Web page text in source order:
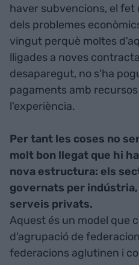
haver subvencions, el
dels problemes
vingut perquè moltes
lligades a noves
desaparegut, no s'ha
pagaments amb
l'experiència.
Per tant les coses no
molt bon llegat que hi
nova estructura: els
governats per
serveis privats.
Aquest és un model que
d'agrupació de
federacions aglutinen i